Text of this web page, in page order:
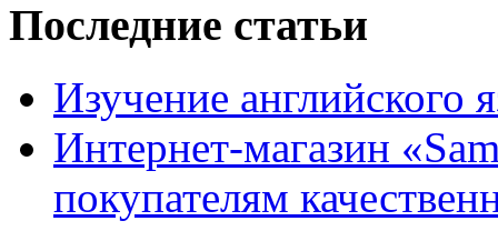
Последние статьи
Изучение английского
Интернет-магазин
покупателям